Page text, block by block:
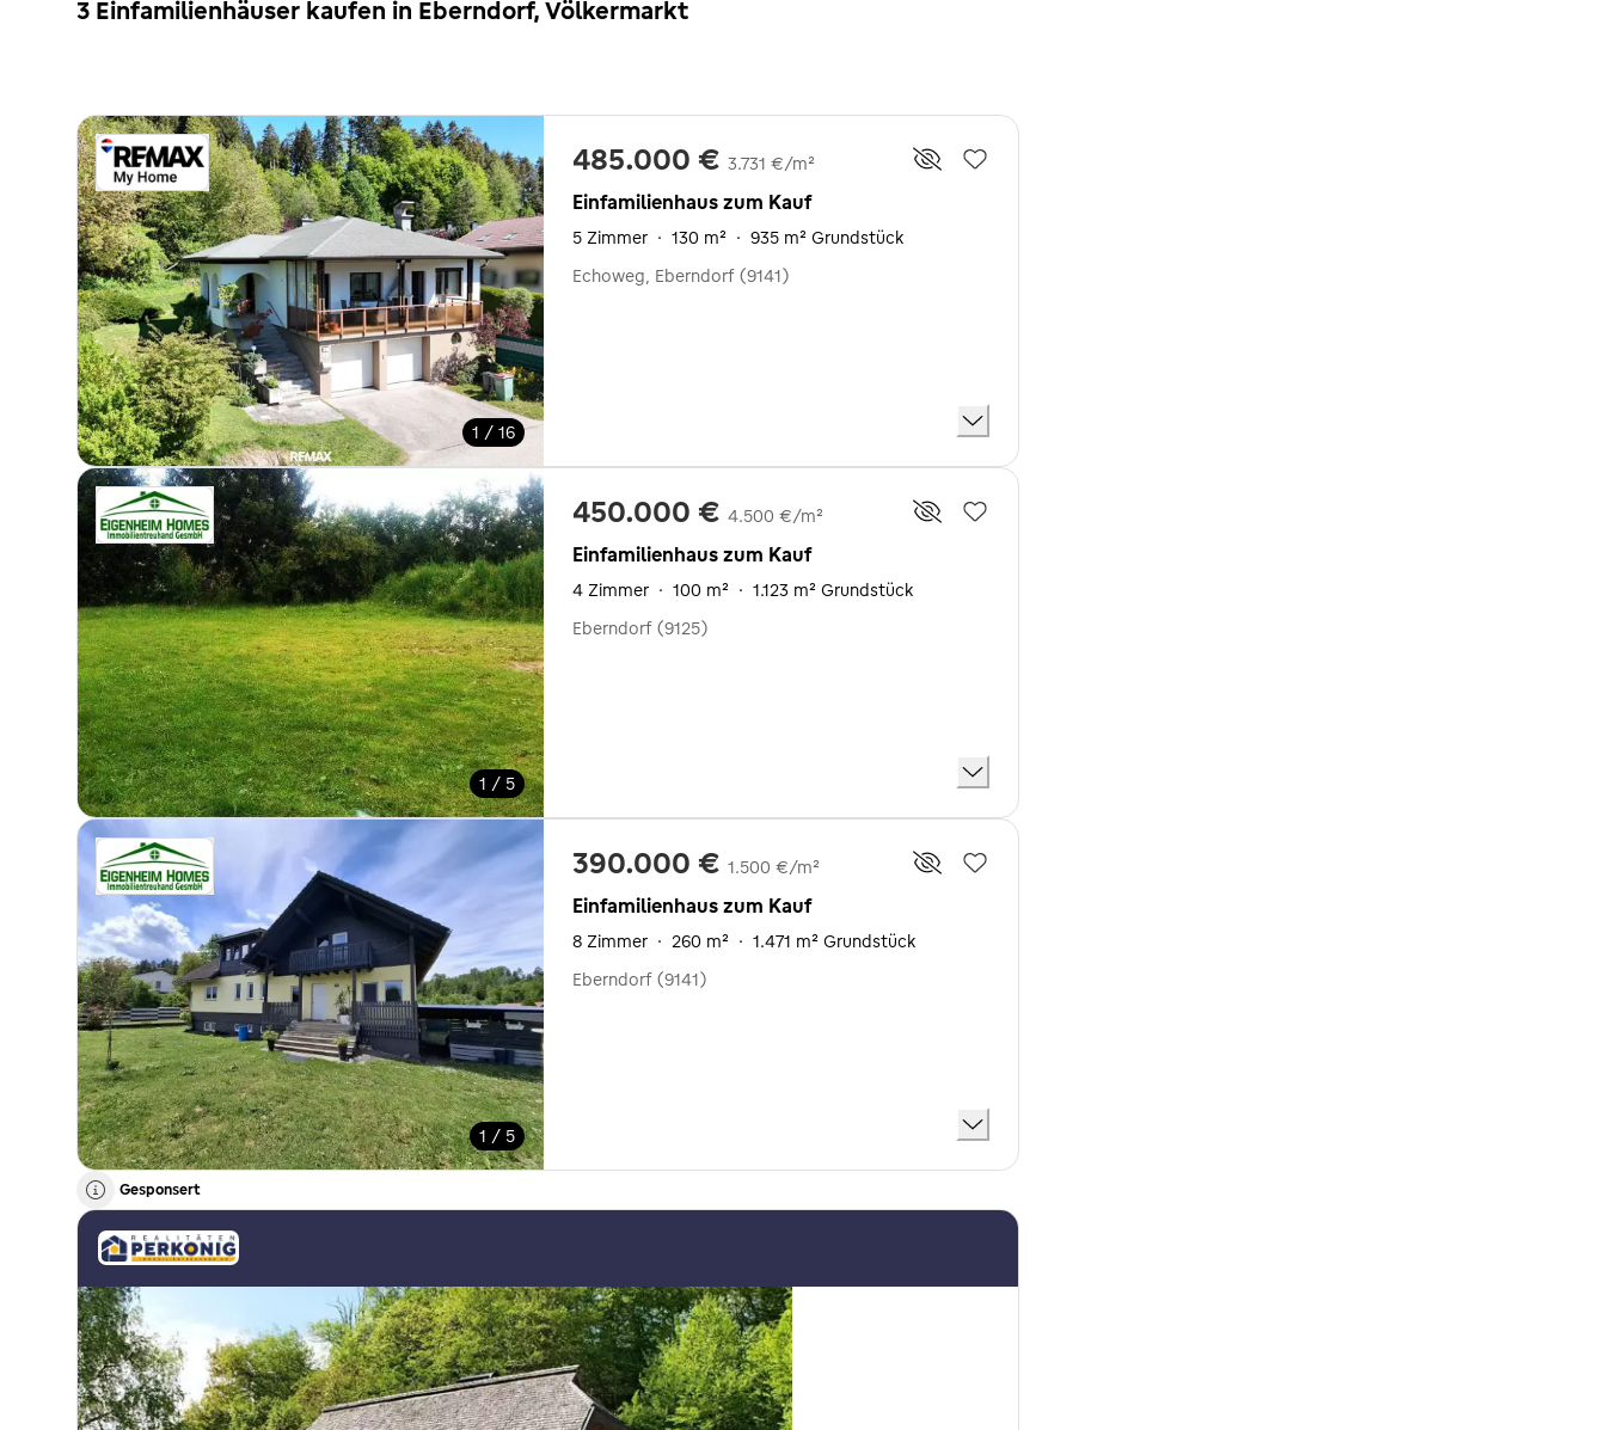
3 Einfamilienhäuser kaufen in Eberndorf, Völkermarkt
1 / 16
485.000 € 3.731 €/m²
Einfamilienhaus zum Kauf
5 Zimmer · 130 m² · 935 m² Grundstück
Echoweg, Eberndorf (9141)
1 / 5
450.000 € 4.500 €/m²
Einfamilienhaus zum Kauf
4 Zimmer · 100 m² · 1.123 m² Grundstück
Eberndorf (9125)
1 / 5
390.000 € 1.500 €/m²
Einfamilienhaus zum Kauf
8 Zimmer · 260 m² · 1.471 m² Grundstück
Eberndorf (9141)
Gesponsert